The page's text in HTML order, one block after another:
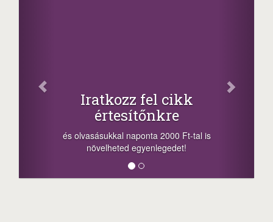
+1.000.000 Ft...
-nyeremény növelés jár a szerencsésnek
megosztási lehetőséget. Lájkolj is minket!